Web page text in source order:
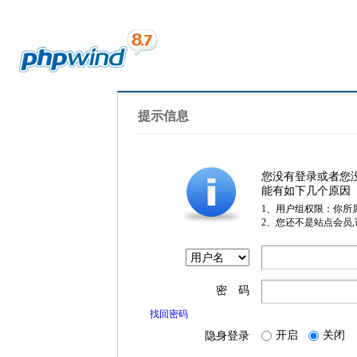
提示信息
您没有登录或者您
能有如下几个原因
1、用户组权限：你所
2、您还不是站点会员
密 码
找回密码
隐身登录 开启 关闭